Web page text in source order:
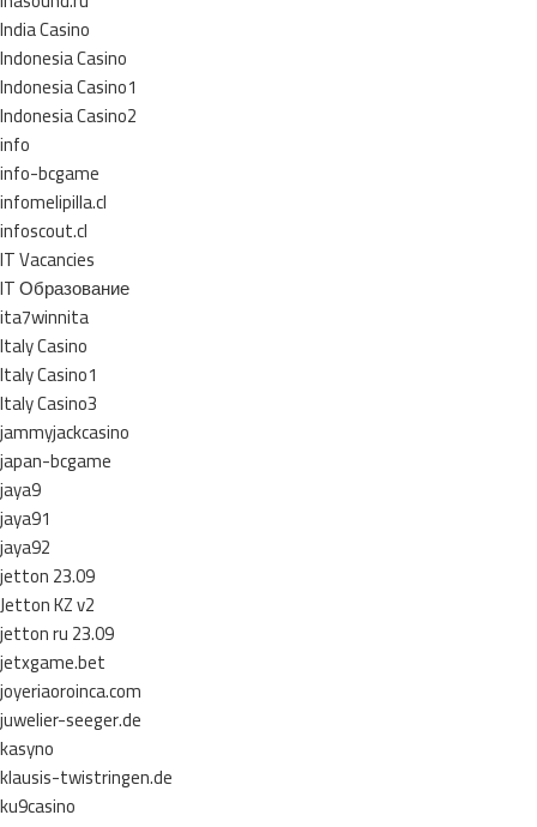
India Casino
Indonesia Casino
Indonesia Casino1
Indonesia Casino2
info
info-bcgame
infomelipilla.cl
infoscout.cl
IT Vacancies
IT Образование
ita7winnita
Italy Casino
Italy Casino1
Italy Casino3
jammyjackcasino
japan-bcgame
jaya9
jaya91
jaya92
jetton 23.09
Jetton KZ v2
jetton ru 23.09
jetxgame.bet
joyeriaoroinca.com
juwelier-seeger.de
kasyno
klausis-twistringen.de
ku9casino